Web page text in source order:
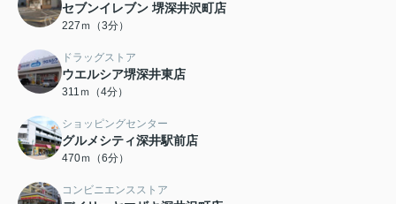
セブンイレブン 堺深井沢町店
227ｍ（3分）
ドラッグストア
ウエルシア堺深井東店
311ｍ（4分）
ショッピングセンター
グルメシティ深井駅前店
470ｍ（6分）
コンビニエンスストア